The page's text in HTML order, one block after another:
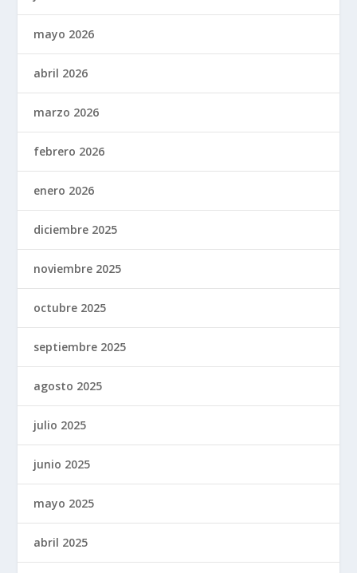
mayo 2026
abril 2026
marzo 2026
febrero 2026
enero 2026
diciembre 2025
noviembre 2025
octubre 2025
septiembre 2025
agosto 2025
julio 2025
junio 2025
mayo 2025
abril 2025